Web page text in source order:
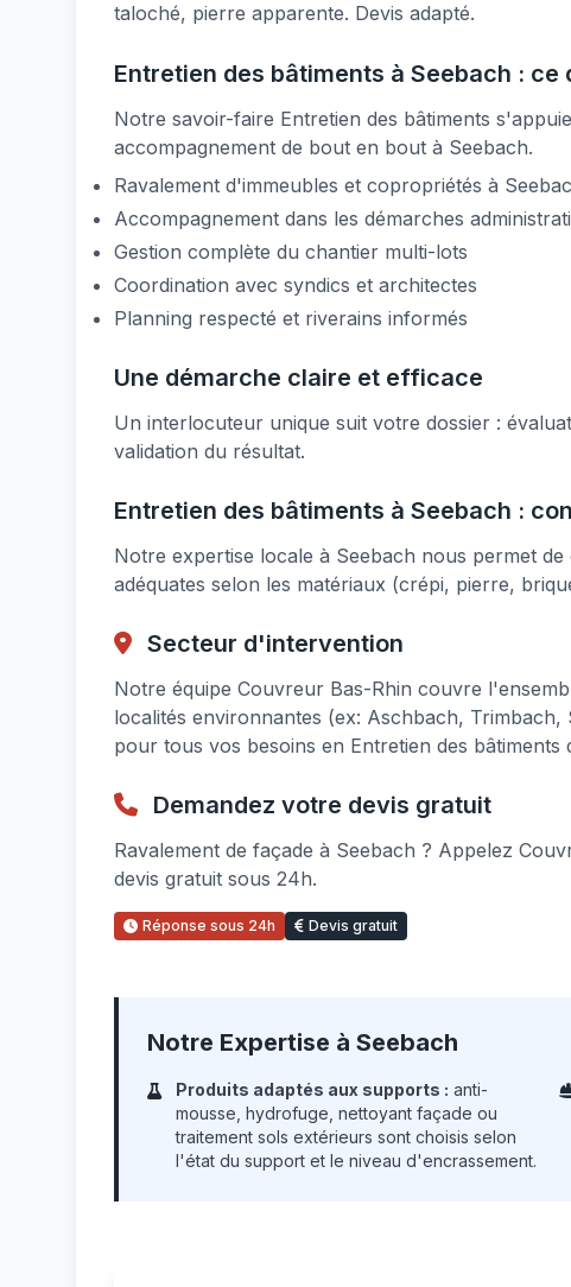
taloché, pierre apparente. Devis adapté.
Entretien des bâtiments à Seebach : ce
Notre savoir-faire Entretien des bâtiments
accompagnement de bout en bout à Seebach.
Ravalement d'immeubles et copropriétés à
Accompagnement dans les démarches
Gestion complète du chantier multi-lots
Coordination avec syndics et architectes
Planning respecté et riverains informés
Une démarche claire et efficace
Un interlocuteur unique suit votre dossier :
validation du résultat.
Entretien des bâtiments à Seebach :
Notre expertise locale à Seebach nous permet
adéquates selon les matériaux (crépi, pierre,
Secteur d'intervention
Notre équipe Couvreur Bas-Rhin couvre
localités environnantes (ex: Aschbach,
pour tous vos besoins en Entretien des bâtiments
Demandez votre devis gratuit
Ravalement de façade à Seebach ? Appelez
devis gratuit sous 24h.
Réponse sous 24h Devis gratuit
Notre Expertise à Seebach
Produits adaptés aux supports : anti-
mousse, hydrofuge, nettoyant façade ou
traitement sols extérieurs sont choisis selon
l'état du support et le niveau d'encrassement.